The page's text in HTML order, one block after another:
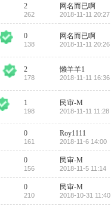
2
262
网名而已啊
2018-11-11 20:27
0
138
网名而已啊
2018-11-11 20:26
2
178
懒羊羊1
2018-11-11 16:36
1
198
民审-M
2018-11-11 11:28
0
161
Roy1111
2018-11-6 14:00
0
156
民审-M
2018-11-5 11:14
0
210
民审-M
2018-10-31 11:40